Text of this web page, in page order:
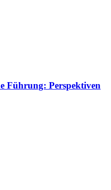
Führung: Perspektiven